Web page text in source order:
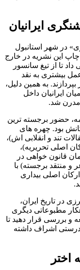
ایرانیان
در شهر استانبول
چاپ این نشریه در خارج
تا از تیغ سانسور
عمل بیشتری به نقد
به همین دلیل،
ایرانیان داخل
مدرن شد.
حضور برجسته ترین
بود. چهره های
تند و انقلابی اش)،
اصلی تحریریه)،
قانون خواهی در
و منتقد برجسته) با
اصلی بیداری
در تاریخ ایران،
مطبوعاتی دیگری
و بررسی قرار دهید تا
درستی اشراف داشته
اختر